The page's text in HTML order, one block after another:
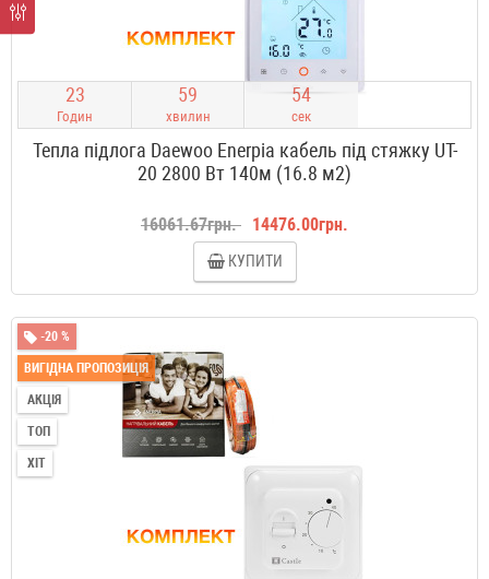
23
Годин
59
хвилин
53
сек
Тепла підлога Daewoo Enerpia кабель під стяжку UT-
20 2800 Вт 140м (16.8 м2)
16061.67грн. 14476.00грн.
КУПИТИ
-20 %
ВИГІДНА ПРОПОЗИЦІЯ
АКЦІЯ
ТОП
ХІТ